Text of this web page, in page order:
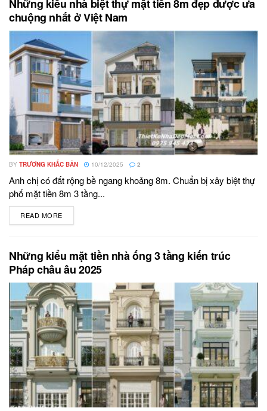
Những kiểu nhà biệt thự mặt tiền 8m đẹp được ưa
chuộng nhất ở Việt Nam
BY TRƯƠNG KHẮC BẢN 10/12/2025 2
Anh chị có đất rộng bề ngang khoảng 8m. Chuẩn bị xây biệt thự
phố mặt tiền 8m 3 tầng...
READ MORE
Những kiểu mặt tiền nhà ống 3 tầng kiến trúc
Pháp châu âu 2025